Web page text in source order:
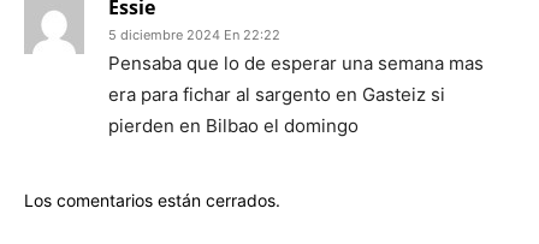
Essie
5 diciembre 2024 En 22:22
Pensaba que lo de esperar una semana mas
era para fichar al sargento en Gasteiz si
pierden en Bilbao el domingo
Los comentarios están cerrados.